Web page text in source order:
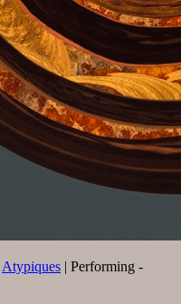
Atypiques | Performing -